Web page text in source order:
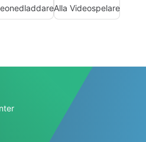
Alla Videospelare